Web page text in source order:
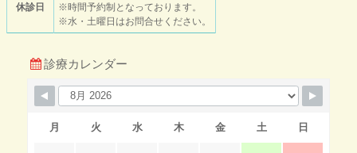
休診日
※時間予約制となっております。
※水・土曜日はお問合せください。
診療カレンダー
月 火 水 木 金 土 日